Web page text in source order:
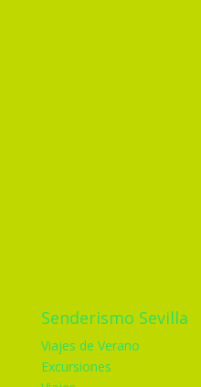
Senderismo Sevilla
Viajes de Verano
Excursiones